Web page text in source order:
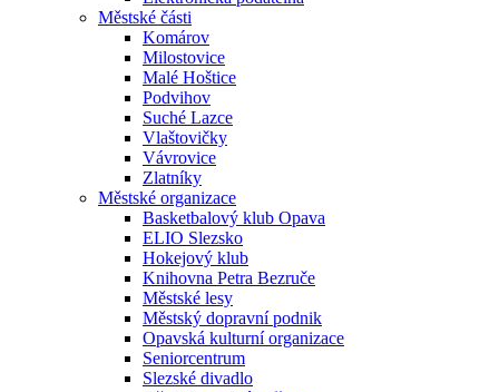
Městské části
Komárov
Milostovice
Malé Hoštice
Podvihov
Suché Lazce
Vlaštovičky
Vávrovice
Zlatníky
Městské organizace
Basketbalový klub Opava
ELIO Slezsko
Hokejový klub
Knihovna Petra Bezruče
Městské lesy
Městský dopravní podnik
Opavská kulturní organizace
Seniorcentrum
Slezské divadlo